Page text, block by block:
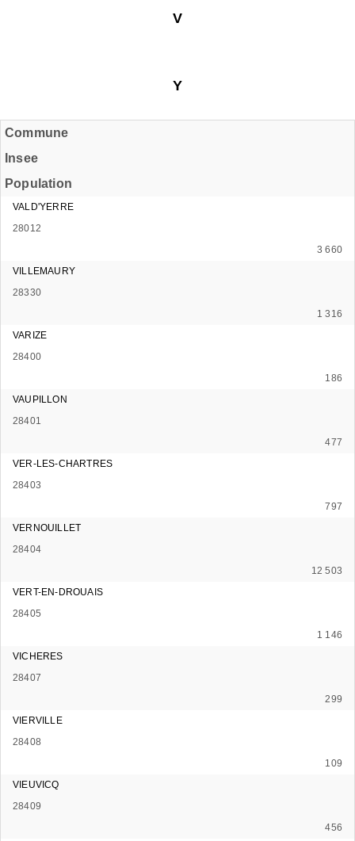
V
Y
Commune
Insee
Population
VALD'YERRE
28012
3 660
VILLEMAURY
28330
1 316
VARIZE
28400
186
VAUPILLON
28401
477
VER-LES-CHARTRES
28403
797
VERNOUILLET
28404
12 503
VERT-EN-DROUAIS
28405
1 146
VICHERES
28407
299
VIERVILLE
28408
109
VIEUVICQ
28409
456